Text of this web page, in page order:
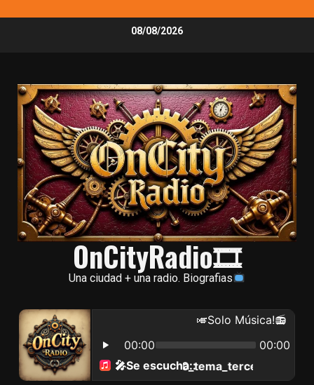
08/08/2026
OnCityRadio🎞
Una ciudad + una radio. Biografias